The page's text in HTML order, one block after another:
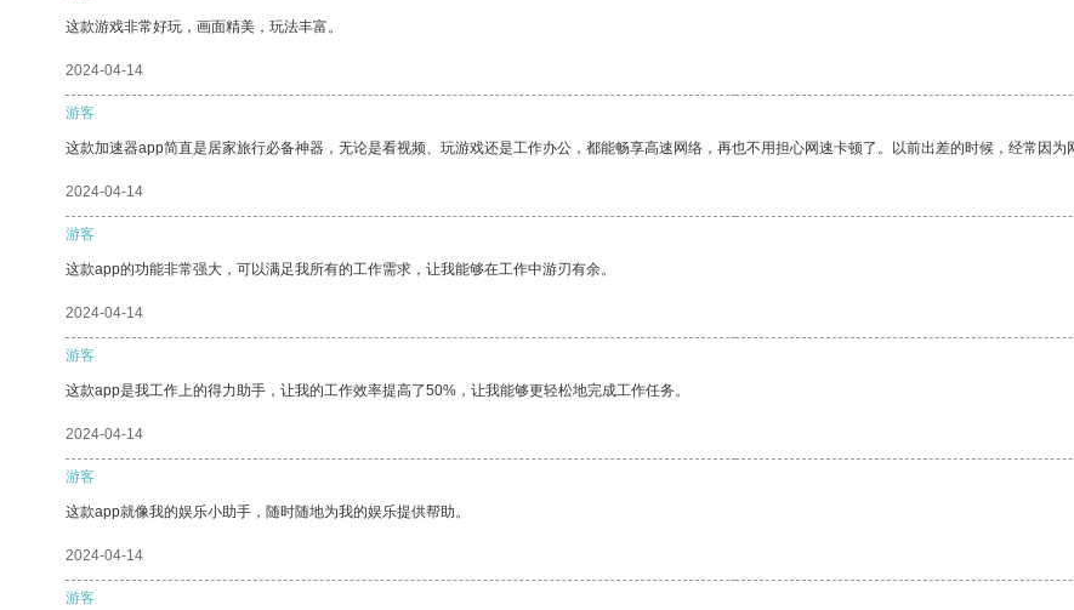
这款游戏非常好玩，画面精美，玩法丰富。
2024-04-14
游客
这款加速器app简直是居家旅行必备神器，无论是看视频、玩游戏还是工作办公，都能畅享高速网络，再也不用担心网速卡顿了。以前出差的时候，经常因
2024-04-14
游客
这款app的功能非常强大，可以满足我所有的工作需求，让我能够在工作中游刃有余。
2024-04-14
游客
这款app是我工作上的得力助手，让我的工作效率提高了50%，让我能够更轻松地完成工作任务。
2024-04-14
游客
这款app就像我的娱乐小助手，随时随地为我的娱乐提供帮助。
2024-04-14
游客